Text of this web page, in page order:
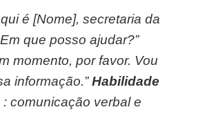
é [Nome], secretaria da
que posso ajudar?”
momento, por favor. Vou
informação.”Habilidade
: comunicação verbal e